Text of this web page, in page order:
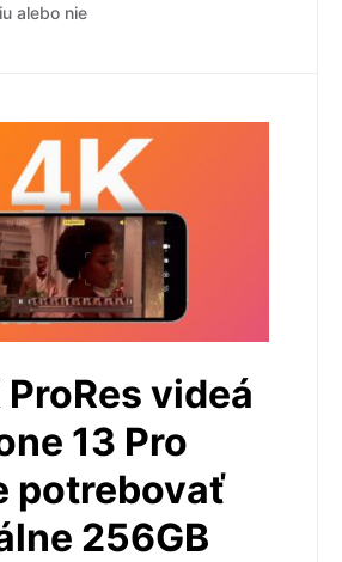
alebo nie
ProRes videá
13 Pro
potrebovať
256GB